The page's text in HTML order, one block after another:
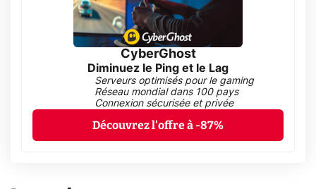
CyberGhost
Diminuez le Ping et le Lag
Serveurs optimisés pour le gaming
Réseau mondial dans 100 pays
Connexion sécurisée et privée
Découvrez l'offre à -87%